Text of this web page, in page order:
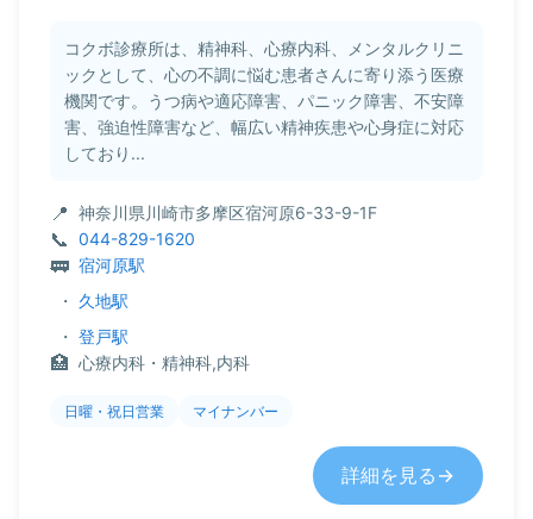
コクボ診療所は、精神科、心療内科、メンタルクリニ
ックとして、心の不調に悩む患者さんに寄り添う医療
機関です。うつ病や適応障害、パニック障害、不安障
害、強迫性障害など、幅広い精神疾患や心身症に対応
しており...
神奈川県川崎市多摩区宿河原6-33-9-1F
044-829-1620
宿河原駅
・ 久地駅
・ 登戸駅
心療内科・精神科,内科
日曜・祝日営業 マイナンバー
詳細を見る